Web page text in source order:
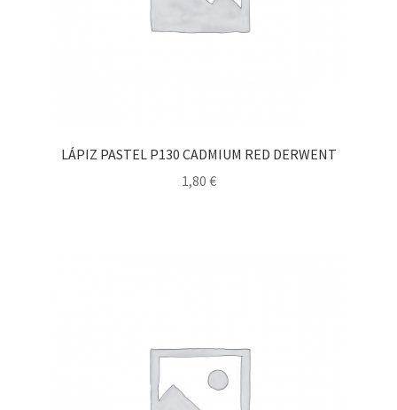
LÁPIZ PASTEL P130 CADMIUM RED DERWENT
1,80 €